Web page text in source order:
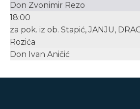
Don Zvonimir Rezo
18:00
za pok. iz ob. Stapić, JANJU,
Rozića
Don Ivan Aničić